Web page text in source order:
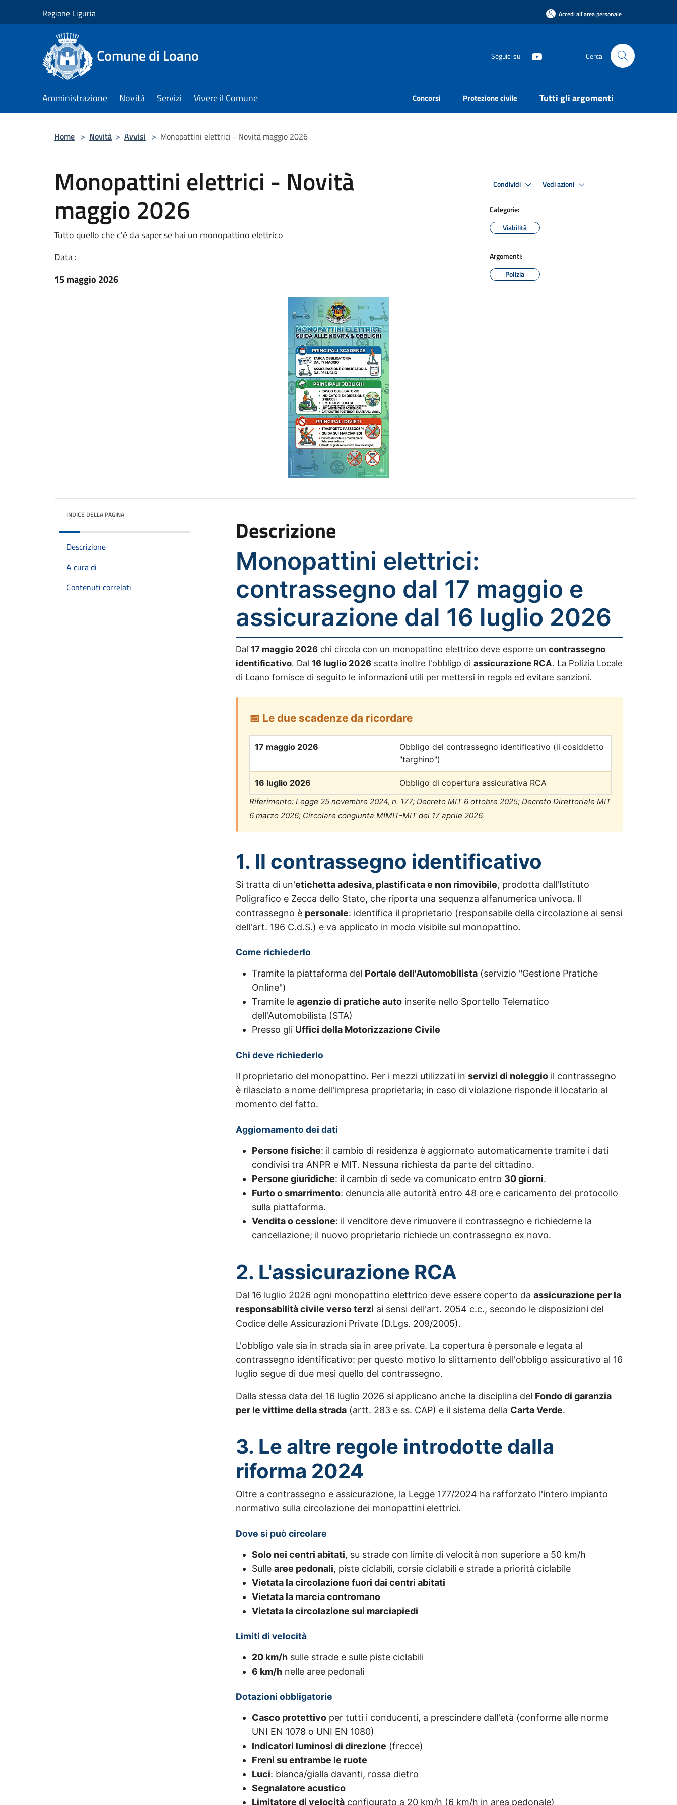
Regione Liguria Accedi all'area personale
Comune di Loano Seguici su Cerca
Amministrazione Novità Servizi Vivere il Comune Concorsi Protezione civile Tutti gli argomenti
Home > Novità > Avvisi > Monopattini elettrici - Novità maggio 2026
Monopattini elettrici - Novità
maggio 2026
Tutto quello che c'è da saper se hai un monopattino elettrico
Data :
15 maggio 2026
Condividi Vedi azioni
Categorie:
Viabilità
Argomenti:
Polizia
INDICE DELLA PAGINA
Descrizione
A cura di
Contenuti correlati
Descrizione
Monopattini elettrici:
contrassegno dal 17 maggio e
assicurazione dal 16 luglio 2026
Dal 17 maggio 2026chi circola con un monopattino elettrico deve esporre un contrassegno
identificativo. Dal 16 luglio 2026scatta inoltre l'obbligo di assicurazione RCA. La Polizia Locale
di Loano fornisce di seguito le informazioni utili per mettersi in regola ed evitare sanzioni.
📅 Le due scadenze da ricordare
17 maggio 2026
Obbligo del contrassegno identificativo (il cosiddetto
"targhino")
16 luglio 2026 Obbligo di copertura assicurativa RCA
Riferimento: Legge 25 novembre 2024, n. 177; Decreto MIT 6 ottobre 2025; Decreto Direttoriale MIT
6 marzo 2026; Circolare congiunta MIMIT-MIT del 17 aprile 2026.
1. Il contrassegno identificativo
Si tratta di un'etichetta adesiva, plastificata e non rimovibile, prodotta dall'Istituto
Poligrafico e Zecca dello Stato, che riporta una sequenza alfanumerica univoca. Il
contrassegno è personale: identifica il proprietario (responsabile della circolazione ai sensi
dell'art. 196 C.d.S.) e va applicato in modo visibile sul monopattino.
Come richiederlo
Tramite la piattaforma del Portale dell'Automobilista(servizio "Gestione Pratiche
Online")
Tramite le agenzie di pratiche autoinserite nello Sportello Telematico
dell'Automobilista (STA)
Presso gli Uffici della Motorizzazione Civile
Chi deve richiederlo
Il proprietario del monopattino. Per i mezzi utilizzati in servizi di noleggioil contrassegno
è rilasciato a nome dell'impresa proprietaria; in caso di violazione risponde il locatario al
momento del fatto.
Aggiornamento dei dati
Persone fisiche: il cambio di residenza è aggiornato automaticamente tramite i dati
condivisi tra ANPR e MIT. Nessuna richiesta da parte del cittadino.
Persone giuridiche: il cambio di sede va comunicato entro 30 giorni.
Furto o smarrimento: denuncia alle autorità entro 48 ore e caricamento del protocollo
sulla piattaforma.
Vendita o cessione: il venditore deve rimuovere il contrassegno e richiederne la
cancellazione; il nuovo proprietario richiede un contrassegno ex novo.
2. L'assicurazione RCA
Dal 16 luglio 2026 ogni monopattino elettrico deve essere coperto da assicurazione per la
responsabilità civile verso terzi ai sensi dell'art. 2054 c.c., secondo le disposizioni del
Codice delle Assicurazioni Private (D.Lgs. 209/2005).
L'obbligo vale sia in strada sia in aree private. La copertura è personale e legata al
contrassegno identificativo: per questo motivo lo slittamento dell'obbligo assicurativo al 16
luglio segue di due mesi quello del contrassegno.
Dalla stessa data del 16 luglio 2026 si applicano anche la disciplina del Fondo di garanzia
per le vittime della strada(artt. 283 e ss. CAP) e il sistema della Carta Verde.
3. Le altre regole introdotte dalla
riforma 2024
Oltre a contrassegno e assicurazione, la Legge 177/2024 ha rafforzato l'intero impianto
normativo sulla circolazione dei monopattini elettrici.
Dove si può circolare
Solo nei centri abitati, su strade con limite di velocità non superiore a 50 km/h
Sulle aree pedonali, piste ciclabili, corsie ciclabili e strade a priorità ciclabile
Vietata la circolazione fuori dai centri abitati
Vietata la marcia contromano
Vietata la circolazione sui marciapiedi
Limiti di velocità
20 km/hsulle strade e sulle piste ciclabili
6 km/hnelle aree pedonali
Dotazioni obbligatorie
Casco protettivoper tutti i conducenti, a prescindere dall'età (conforme alle norme
UNI EN 1078 o UNI EN 1080)
Indicatori luminosi di direzione (frecce)
Freni su entrambe le ruote
Luci: bianca/gialla davanti, rossa dietro
Segnalatore acustico
Limitatore di velocitàconfigurato a 20 km/h (6 km/h in area pedonale)